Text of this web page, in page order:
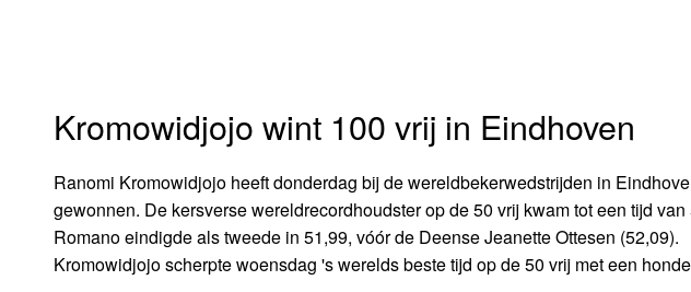
Kromowidjojo wint 100 vrij in Eindhoven
Ranomi Kromowidjojo heeft donderdag bij de wereldbekerwedstrijden in
gewonnen. De kersverse wereldrecordhoudster op de 50 vrij kwam tot een tijd
Romano eindigde als tweede in 51,99, vóór de Deense Jeanette Ottesen (52,09).
Kromowidjojo scherpte woensdag 's werelds beste tijd op de 50 vrij met een